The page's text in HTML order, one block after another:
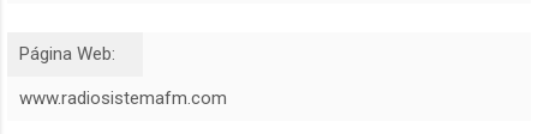
Página Web:
www.radiosistemafm.com